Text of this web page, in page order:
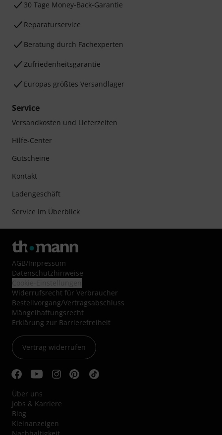
30 Tage Money-Back-Garantie
Reparaturservice
Beratung durch Fachexperten
Zufriedenheitsgarantie
Europas größtes Versandlager
Service
Versandkosten und Lieferzeiten
Hilfe-Center
Gutscheine
Kontakt
Ladengeschäft
Service im Überblick
AGB/Impressum
Datenschutzhinweise
Widerrufsrecht für Verbraucher
Bestellvorgang/Vertragsabschluss
Mängelhaftungsrecht
Erklärung zur Barrierefreiheit
Vertrag widerrufen
Über uns
Jobs & Karriere
Blog
Kleinanzeigen